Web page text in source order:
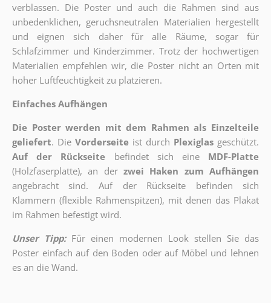
verblassen. Die Poster und auch die Rahmen sind aus
unbedenklichen, geruchsneutralen Materialien hergestellt
und eignen sich daher für alle Räume, sogar für
Schlafzimmer und Kinderzimmer. Trotz der hochwertigen
Materialien empfehlen wir, die Poster nicht an Orten mit
hoher Luftfeuchtigkeit zu platzieren.
Einfaches Aufhängen
Die Poster werden mit dem Rahmen als Einzelteile
geliefert. Die Vorderseite ist durch Plexiglas geschützt.
Auf der Rückseite
befindet sich eine
MDF-Platte
(Holzfaserplatte), an der zwei Haken zum Aufhängen
angebracht sind.
Auf der Rückseite befinden sich
Klammern (flexible Rahmenspitzen), mit denen das Plakat
im Rahmen befestigt wird.
Unser Tipp: Für einen modernen Look stellen Sie das
Poster einfach auf den Boden oder auf Möbel und lehnen
es an die Wand.